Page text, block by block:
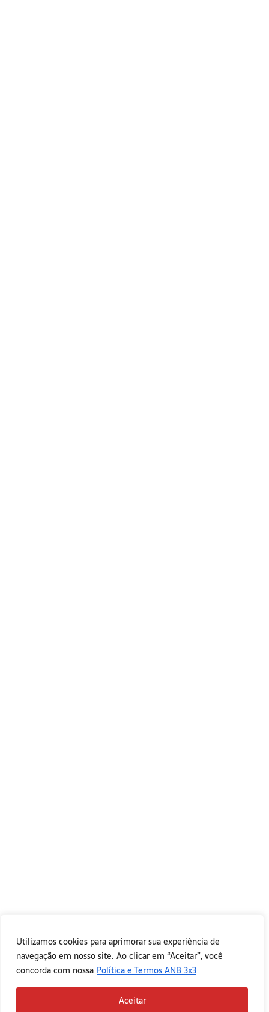
Utilizamos cookies para aprimorar sua experiência de
navegação em nosso site. Ao clicar em “Aceitar”, você
concorda com nossa Política e Termos ANB 3x3
Aceitar